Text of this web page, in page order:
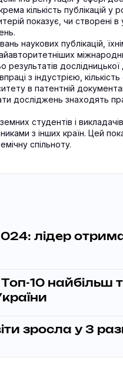
кількість публікацій у
показує, чи створені в
наукових публікацій,
дослідницької
з індустрією,
в патентній
досліджень знаходять
студентів і
з інших країн. Цей
спільноту.
лідер
10 найбільш
зросла у 3